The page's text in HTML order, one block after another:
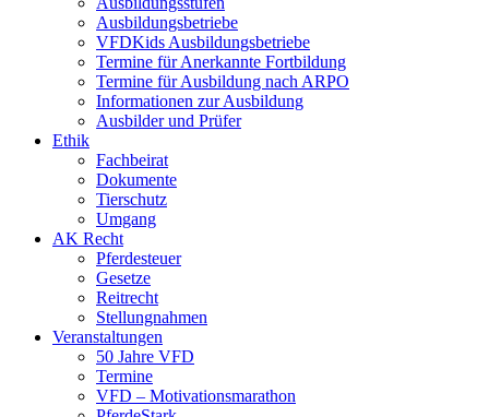
Ausbildungsbetriebe
VFDKids Ausbildungsbetriebe
Termine für Anerkannte Fortbildung
Termine für Ausbildung nach ARPO
Informationen zur Ausbildung
Ausbilder und Prüfer
Ethik
Fachbeirat
Dokumente
Tierschutz
Umgang
AK Recht
Pferdesteuer
Gesetze
Reitrecht
Stellungnahmen
Veranstaltungen
50 Jahre VFD
Termine
VFD – Motivationsmarathon